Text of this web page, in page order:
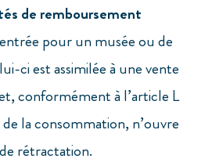
de remboursement
pour un musée ou de
ci est assimilée à une vente
conformément à l’article L
la consommation, n’ouvre
rétractation.